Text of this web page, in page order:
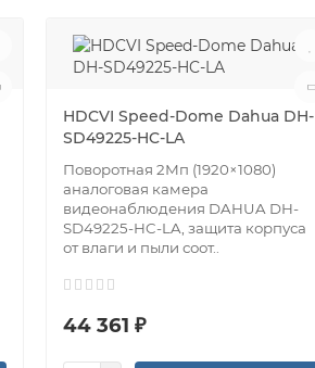
HDCVI Speed-Dome Dahua DH-
SD49225-HC-LA
Поворотная 2Мп (1920×1080)
аналоговая камера
видеонаблюдения DAHUA DH-
SD49225-HC-LA, защита корпуса
от влаги и пыли соот..
44 361 ₽